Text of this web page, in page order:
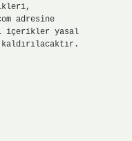
adresine
içerikler yasal